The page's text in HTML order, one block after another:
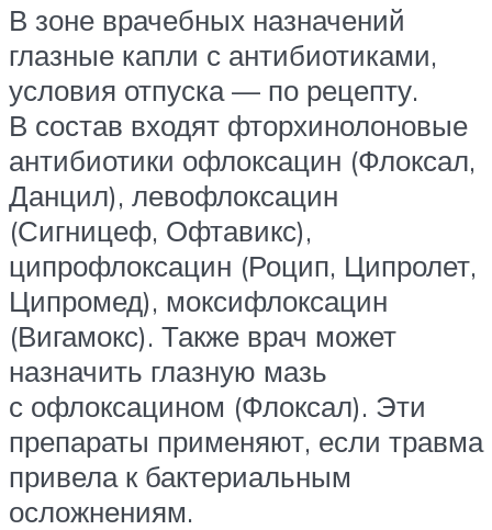
В зоне врачебных назначений
глазные капли с антибиотиками,
условия отпуска — по рецепту.
В состав входят фторхинолоновые
антибиотики офлоксацин (Флоксал,
Данцил), левофлоксацин
(Сигницеф, Офтавикс),
ципрофлоксацин (Роцип, Ципролет,
Ципромед), моксифлоксацин
(Вигамокс). Также врач может
назначить глазную мазь
с офлоксацином (Флоксал). Эти
препараты применяют, если травма
привела к бактериальным
осложнениям.